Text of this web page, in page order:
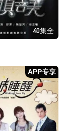
40集全
APP专享